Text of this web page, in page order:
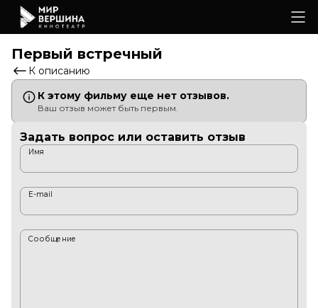
Первый встречный
К описанию
К этому фильму еще нет отзывов.
Ваш отзыв может быть первым.
Задать вопрос или оставить отзыв
Имя
E-mail
Сообщение